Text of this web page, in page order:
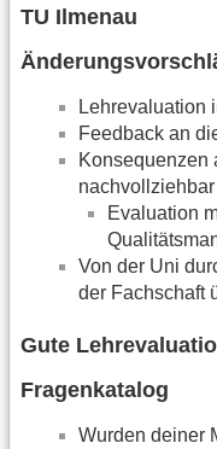
TU Ilmenau
Lehrevaluation
Feedback an
Konsequenzen
Evaluation
Von der Uni
der Fachschaft
Gute
Fragenkatalog
Wurden deiner